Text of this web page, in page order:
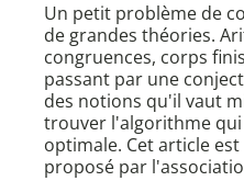
Un petit problème de
de grandes théories.
congruences, corps
passant par une
des notions qu'il vaut
trouver l'algorithme
optimale. Cet article
proposé par